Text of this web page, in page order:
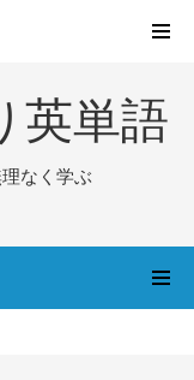
英単語
理なく学ぶ